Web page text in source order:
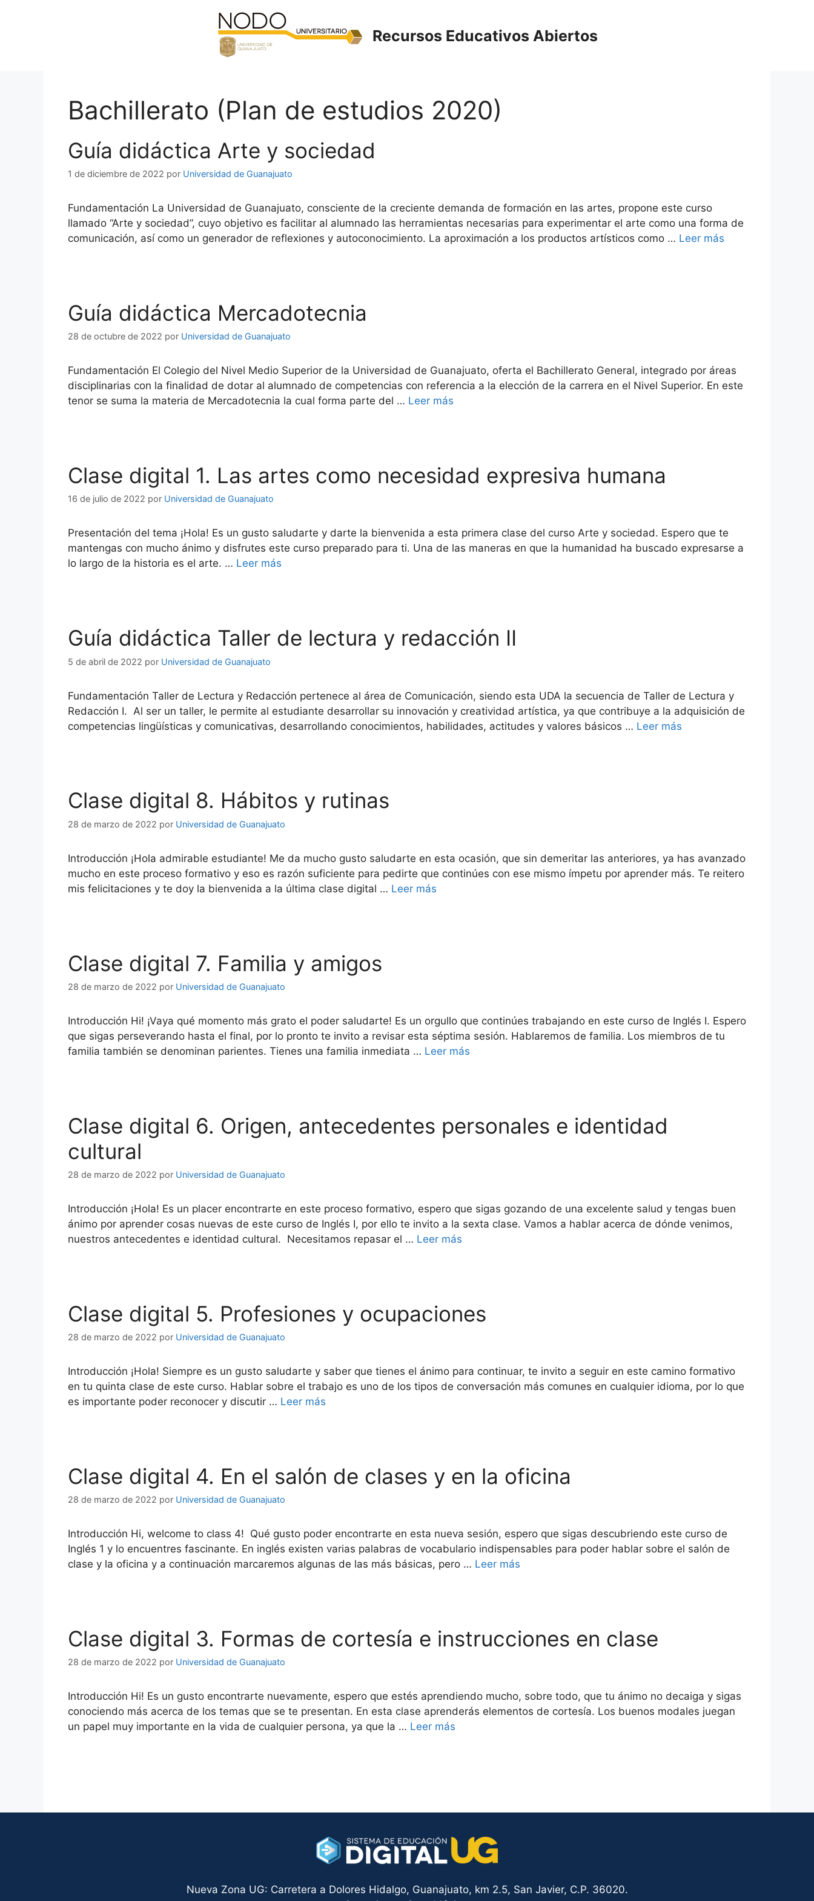
Recursos Educativos Abiertos
Bachillerato (Plan de estudios 2020)
Guía didáctica Arte y sociedad
1 de diciembre de 2022 por Universidad de Guanajuato
Fundamentación La Universidad de Guanajuato, consciente de la creciente demanda de formación en las artes, propone este curso
llamado “Arte y sociedad”, cuyo objetivo es facilitar al alumnado las herramientas necesarias para experimentar el arte como una forma de
comunicación, así como un generador de reflexiones y autoconocimiento. La aproximación a los productos artísticos como … Leer más
Guía didáctica Mercadotecnia
28 de octubre de 2022 por Universidad de Guanajuato
Fundamentación El Colegio del Nivel Medio Superior de la Universidad de Guanajuato, oferta el Bachillerato General, integrado por áreas
disciplinarias con la finalidad de dotar al alumnado de competencias con referencia a la elección de la carrera en el Nivel Superior. En este
tenor se suma la materia de Mercadotecnia la cual forma parte del … Leer más
Clase digital 1. Las artes como necesidad expresiva humana
16 de julio de 2022 por Universidad de Guanajuato
Presentación del tema ¡Hola! Es un gusto saludarte y darte la bienvenida a esta primera clase del curso Arte y sociedad. Espero que te
mantengas con mucho ánimo y disfrutes este curso preparado para ti. Una de las maneras en que la humanidad ha buscado expresarse a
lo largo de la historia es el arte. … Leer más
Guía didáctica Taller de lectura y redacción II
5 de abril de 2022 por Universidad de Guanajuato
Fundamentación Taller de Lectura y Redacción pertenece al área de Comunicación, siendo esta UDA la secuencia de Taller de Lectura y
Redacción I. Al ser un taller, le permite al estudiante desarrollar su innovación y creatividad artística, ya que contribuye a la adquisición de
competencias lingüísticas y comunicativas, desarrollando conocimientos, habilidades, actitudes y valores básicos … Leer más
Clase digital 8. Hábitos y rutinas
28 de marzo de 2022 por Universidad de Guanajuato
Introducción ¡Hola admirable estudiante! Me da mucho gusto saludarte en esta ocasión, que sin demeritar las anteriores, ya has avanzado
mucho en este proceso formativo y eso es razón suficiente para pedirte que continúes con ese mismo ímpetu por aprender más. Te reitero
mis felicitaciones y te doy la bienvenida a la última clase digital … Leer más
Clase digital 7. Familia y amigos
28 de marzo de 2022 por Universidad de Guanajuato
Introducción Hi! ¡Vaya qué momento más grato el poder saludarte! Es un orgullo que continúes trabajando en este curso de Inglés I. Espero
que sigas perseverando hasta el final, por lo pronto te invito a revisar esta séptima sesión. Hablaremos de familia. Los miembros de tu
familia también se denominan parientes. Tienes una familia inmediata … Leer más
Clase digital 6. Origen, antecedentes personales e identidad
cultural
28 de marzo de 2022 por Universidad de Guanajuato
Introducción ¡Hola! Es un placer encontrarte en este proceso formativo, espero que sigas gozando de una excelente salud y tengas buen
ánimo por aprender cosas nuevas de este curso de Inglés I, por ello te invito a la sexta clase. Vamos a hablar acerca de dónde venimos,
nuestros antecedentes e identidad cultural. Necesitamos repasar el … Leer más
Clase digital 5. Profesiones y ocupaciones
28 de marzo de 2022 por Universidad de Guanajuato
Introducción ¡Hola! Siempre es un gusto saludarte y saber que tienes el ánimo para continuar, te invito a seguir en este camino formativo
en tu quinta clase de este curso. Hablar sobre el trabajo es uno de los tipos de conversación más comunes en cualquier idioma, por lo que
es importante poder reconocer y discutir … Leer más
Clase digital 4. En el salón de clases y en la oficina
28 de marzo de 2022 por Universidad de Guanajuato
Introducción Hi, welcome to class 4! Qué gusto poder encontrarte en esta nueva sesión, espero que sigas descubriendo este curso de
Inglés 1 y lo encuentres fascinante. En inglés existen varias palabras de vocabulario indispensables para poder hablar sobre el salón de
clase y la oficina y a continuación marcaremos algunas de las más básicas, pero … Leer más
Clase digital 3. Formas de cortesía e instrucciones en clase
28 de marzo de 2022 por Universidad de Guanajuato
Introducción Hi! Es un gusto encontrarte nuevamente, espero que estés aprendiendo mucho, sobre todo, que tu ánimo no decaiga y sigas
conociendo más acerca de los temas que se te presentan. En esta clase aprenderás elementos de cortesía. Los buenos modales juegan
un papel muy importante en la vida de cualquier persona, ya que la … Leer más
Nueva Zona UG: Carretera a Dolores Hidalgo, Guanajuato, km 2.5, San Javier, C.P. 36020.